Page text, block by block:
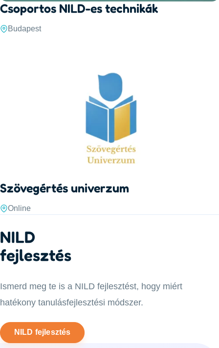
Csoportos NILD-es technikák
Budapest
Szövegértés univerzum
Online
NILD
fejlesztés
Ismerd meg te is a NILD fejlesztést, hogy miért
hatékony tanulásfejlesztési módszer.
NILD fejlesztés